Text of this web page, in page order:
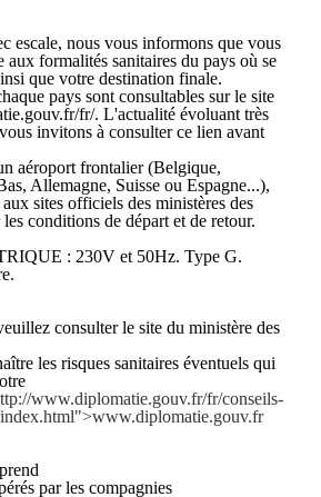
escale, nous vous informons que vous
aux formalités sanitaires du pays où se
que votre destination finale.
pays sont consultables sur le site
fr/. L'actualité évoluant très
invitons à consulter ce lien avant
aéroport frontalier (Belgique,
Allemagne, Suisse ou Espagne...),
sites officiels des ministères des
conditions de départ et de retour.
: 230V et 50Hz. Type G.
consulter le site du ministère des
les risques sanitaires éventuels qui
www.diplomatie.gouv.fr/fr/conseils-
par les compagnies